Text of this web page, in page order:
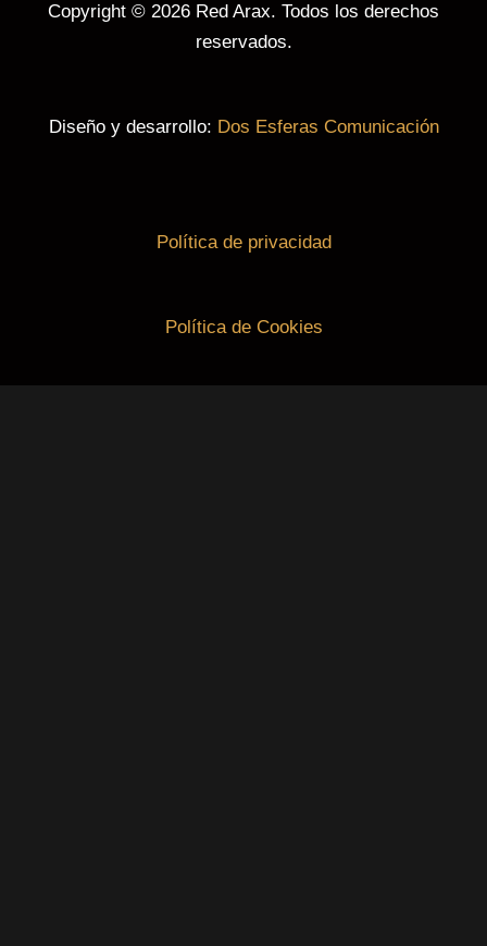
Copyright © 2026 Red Arax. Todos los derechos
reservados.
Diseño y desarrollo: Dos Esferas Comunicación
Política de privacidad
Política de Cookies